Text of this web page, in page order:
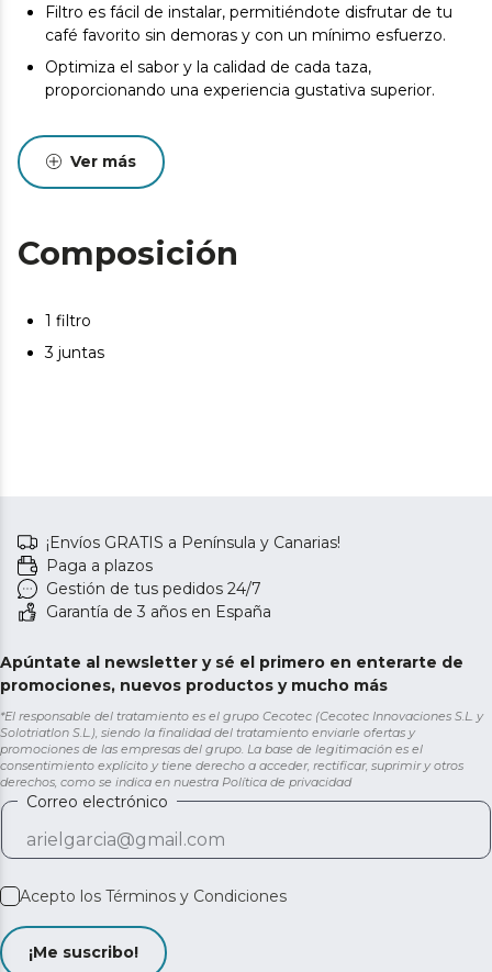
Filtro es fácil de instalar, permitiéndote disfrutar de tu
café favorito sin demoras y con un mínimo esfuerzo.
Optimiza el sabor y la calidad de cada taza,
proporcionando una experiencia gustativa superior.
Ver más
Composición
1 filtro
3 juntas
¡Envíos GRATIS a Península y Canarias!
Paga a plazos
Gestión de tus pedidos 24/7
Garantía de 3 años en España
Apúntate al newsletter y sé el primero en enterarte de
promociones, nuevos productos y mucho más
*El responsable del tratamiento es el grupo Cecotec (Cecotec Innovaciones S.L. y
Solotriatlon S.L.), siendo la finalidad del tratamiento enviarle ofertas y
promociones de las empresas del grupo. La base de legitimación es el
consentimiento explícito y tiene derecho a acceder, rectificar, suprimir y otros
derechos, como se indica en nuestra Política de privacidad
Correo electrónico
Acepto los Términos y Condiciones
¡Me suscribo!